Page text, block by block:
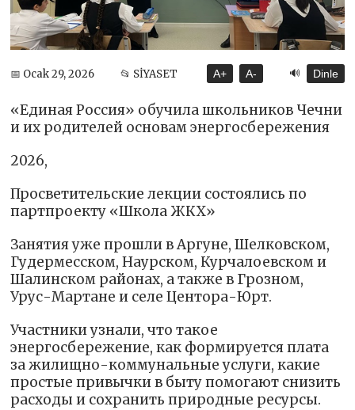
📅 Ocak 29, 2026 📂 SİYASET A+ A- 🔊 Dinle
«Единая Россия» обучила школьников Чечни
и их родителей основам энергосбережения
2026,
Просветительские лекции состоялись по
партпроекту «Школа ЖКХ»
Занятия уже прошли в Аргуне, Шелковском,
Гудермесском, Наурском, Курчалоевском и
Шалинском районах, а также в Грозном,
Урус-Мартане и селе Центора-Юрт.
Участники узнали, что такое
энергосбережение, как формируется плата
за жилищно-коммунальные услуги, какие
простые привычки в быту помогают снизить
расходы и сохранить природные ресурсы.